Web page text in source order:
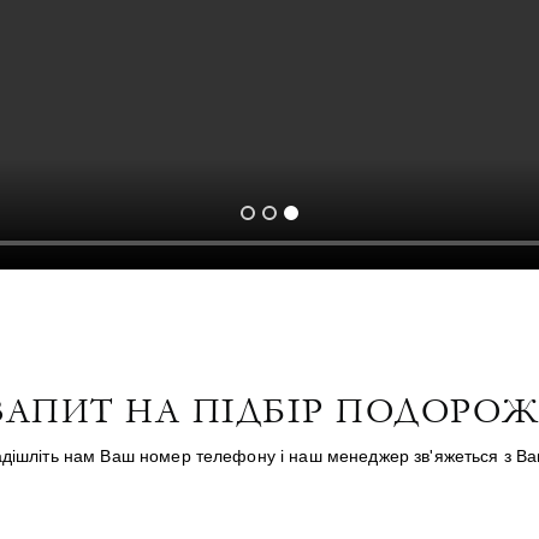
НА ПІДБІР
нам Ваш номер телефону і наш менеджер зв'яжеться з